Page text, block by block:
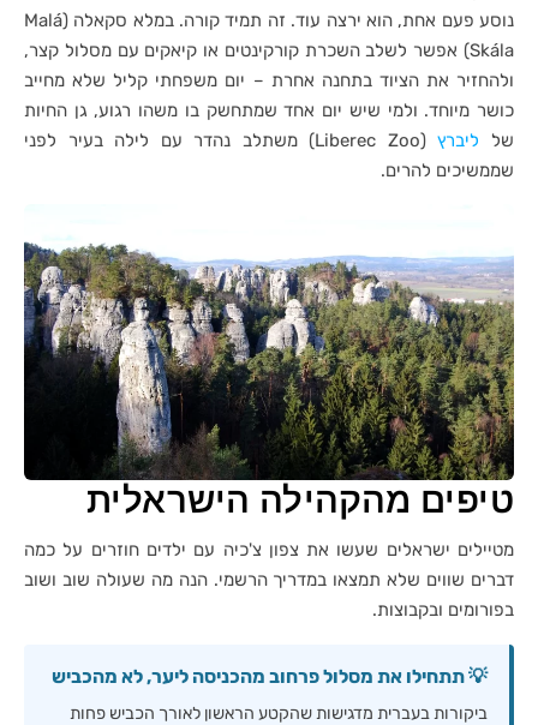
נוסע פעם אחת, הוא ירצה עוד. זה תמיד קורה. במלא סקאלה (Malá
Skála) אפשר לשלב השכרת קורקינטים או קיאקים עם מסלול קצר,
ולהחזיר את הציוד בתחנה אחרת – יום משפחתי קליל שלא מחייב
כושר מיוחד. ולמי שיש יום אחד שמתחשק בו משהו רגוע, גן החיות
של ליברץ
(Liberec Zoo) משתלב נהדר עם לילה בעיר לפני
שממשיכים להרים.
טיפים מהקהילה הישראלית
מטיילים ישראלים שעשו את צפון צ'כיה עם ילדים חוזרים על כמה
דברים שווים שלא תמצאו במדריך הרשמי. הנה מה שעולה שוב ושוב
בפורומים ובקבוצות.
💡 תתחילו את מסלול פרחוב מהכניסה ליער, לא מהכביש
ביקורות בעברית מדגישות שהקטע הראשון לאורך הכביש פחות